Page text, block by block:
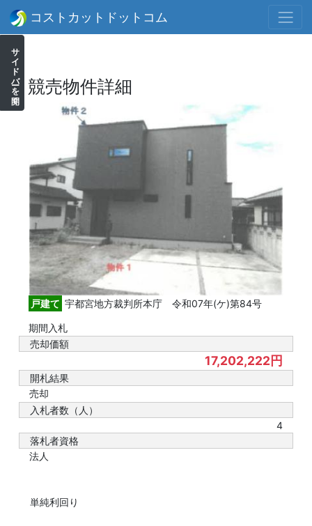
コストカットドットコム
サイドバーを開く 競売物件詳細
戸建て 宇都宮地方裁判所本庁 令和07年(ケ)第84号
期間入札
売却価額
17,202,222円
開札結果
売却
入札者数（人）
4
落札者資格
法人
単純利回り